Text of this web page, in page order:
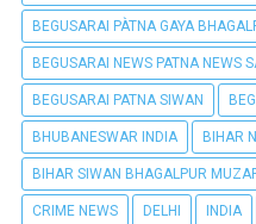
BEGUSARAI PÀTNA GAYA
BEGUSARAI NEWS PATNA NEWS
BEGUSARAI PATNA SIWAN
BHUBANESWAR INDIA BIHAR
BIHAR SIWAN BHAGALPUR
CRIME NEWS DELHI INDIA